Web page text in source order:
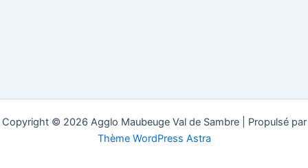
Copyright © 2026 Agglo Maubeuge Val de Sambre | Propulsé par
Thème WordPress Astra